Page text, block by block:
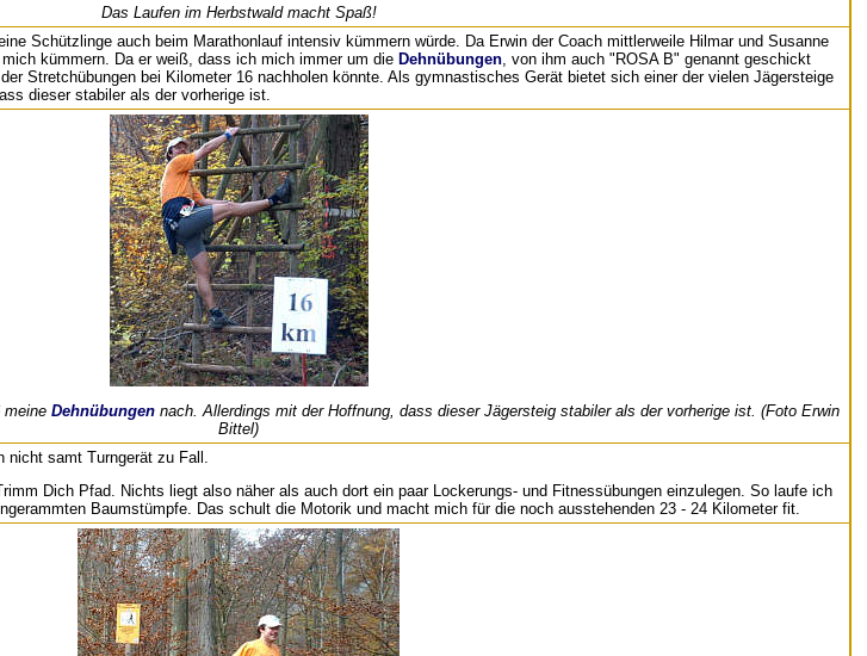
Das Laufen im Herbstwald macht Spaß!
Schützlinge auch beim Marathonlauf intensiv kümmern würde. Da Erwin der Coach mittlerweile Hilmar und Susanne
kümmern. Da er weiß, dass ich mich immer um die Dehnübungen, von ihm auch "ROSA B" genannt geschickt
Stretchübungen bei Kilometer 16 nachholen könnte. Als gymnastisches Gerät bietet sich einer der vielen Jägersteige
dieser stabiler als der vorherige ist.
meine Dehnübungen nach. Allerdings mit der Hoffnung, dass dieser Jägersteig stabiler als der vorherige ist. (Foto Erwin
Bittel)
nicht samt Turngerät zu Fall.
Dich Pfad. Nichts liegt also näher als auch dort ein paar Lockerungs- und Fitnessübungen einzulegen. So laufe ich
Baumstümpfe. Das schult die Motorik und macht mich für die noch ausstehenden 23 - 24 Kilometer fit.